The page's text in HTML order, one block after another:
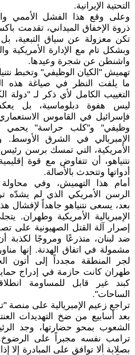
التحتية الإيرانية.
وعلى وقع هذا الفشل الأممي
ذروة الإخفاق الميداني، تقدمت
تكن معزولة عن سياق التبعية،
وبشكل تام مع الإدارة الأمريكية
واشنطن عن شجرة وعيدها.
تهميش "الكيان الوظيفي" وتخبط
ما يلفت النظر في صياغة هذه
التغييب الكامل لأي ذكر لـ "دولة
ليس هفوة دبلوماسية، بل
فإسرائيل في القاموس
وظيفي" و"كلب حراسة" يحمي
الإمبريالي في الشرق الأوسط.
الأمريكية، التي تمسك برسن رئيس
نتنياهو، أن تتفاوض مع قوة
أدواتها وتتحدث بالأصالة.
أمام هذا التهميش، وفي
الرسن الأمريكي الذي لم يشدّه
بعد، يسعى نتنياهو جاهداً لإفشال
الإمبريالية الأمريكية وطهران.
إصرار آلة القتل الصهيونية على
ضد لبنان، متذرعًا ومروجًا لكذبة أن
مشمولة في اتفاق الهدنة. إنها
لجر المنطقة مجدداً إلى أتون
طهران كانت حازمة في إدراج
كبند غير قابل للمساومة
الساحات".
تراجع زعيم الإمبريالية على
بعد أسابيع من ضخ التهديدات
الشعوب بمحو حضارتها، وجد
ترامب نفسه مجبراً على
بصلابة ألا توافق على المبادرة إلا